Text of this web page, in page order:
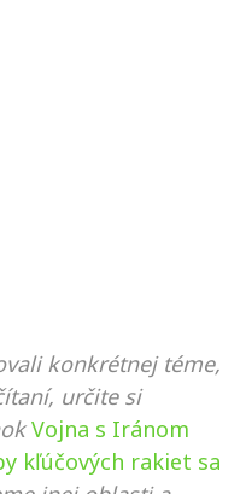
konkrétnej téme,
určite si
Vojna s Iránom
kľúčových rakiet sa